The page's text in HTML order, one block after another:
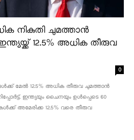
നികുതി ചുമത്താൻ
12.5% അധിക തീരുവ
0
മേൽ 12.5% അധിക തീരുവ ചുമത്താൻ
ഇന്ത്യയും ചൈനയും ഉൾപ്പെടെ 60
അമേരിക്ക 12.5% ​​വരെ തീരുവ